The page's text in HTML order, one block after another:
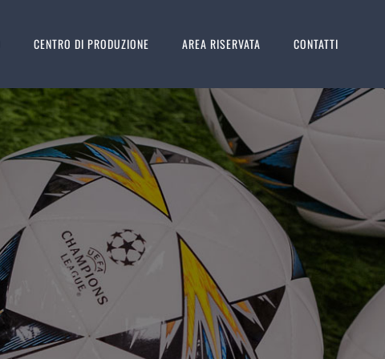
CENTRO DI PRODUZIONE AREA RISERVATA CONTATTI